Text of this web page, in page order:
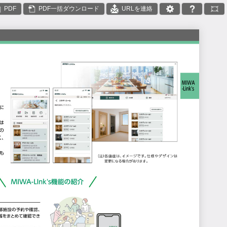
PDF PDF一括ダウンロード URLを連絡